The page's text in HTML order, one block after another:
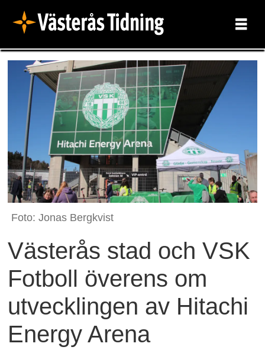
Foto: Jonas Bergkvist
Västerås stad och VSK
Fotboll överens om
utvecklingen av Hitachi
Energy Arena